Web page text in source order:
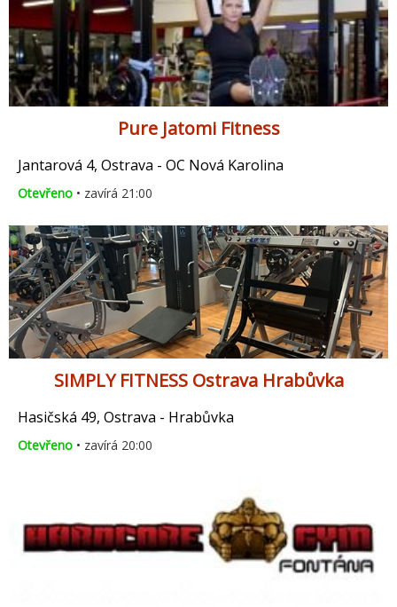
Pure Jatomi Fitness
Jantarová 4, Ostrava - OC Nová Karolina
Otevřeno • zavírá 21:00
SIMPLY FITNESS Ostrava Hrabůvka
Hasičská 49, Ostrava - Hrabůvka
Otevřeno • zavírá 20:00